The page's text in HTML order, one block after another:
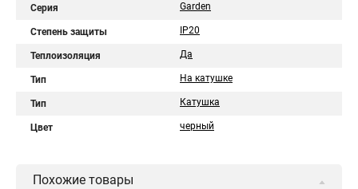
Серия Garden
Степень защиты IP20
Теплоизоляция Да
Тип На катушке
Тип Катушка
Цвет черный
Похожие товары